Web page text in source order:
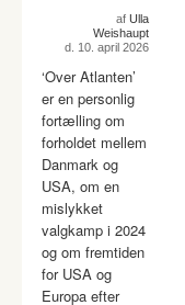
af Ulla
Weishaupt
d. 10. april 2026
‘Over Atlanten’
er en personlig
fortælling om
forholdet mellem
Danmark og
USA, om en
mislykket
valgkamp i 2024
og om fremtiden
for USA og
Europa efter